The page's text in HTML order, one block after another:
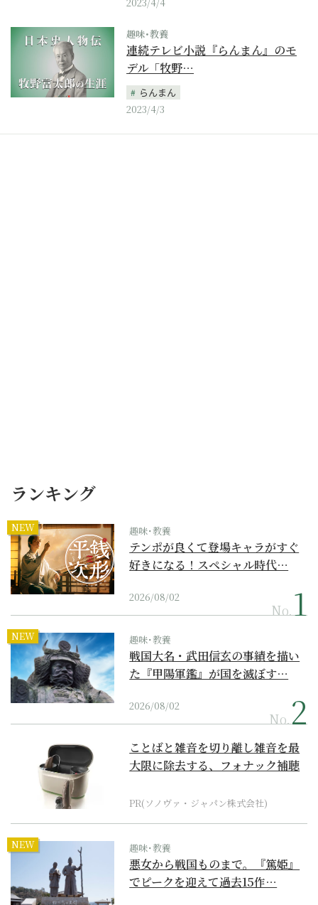
趣味･教養
連続テレビ小説『らんまん』のモ
デル「牧野…
らんまん
2023/4/3
ランキング
NEW 趣味･教養
テンポが良くて登場キャラがすぐ
好きになる！スペシャル時代…
2026/08/02
No.
NEW 趣味･教養
戦国大名・武田信玄の事績を描い
た『甲陽軍鑑』が国を滅ぼす…
2026/08/02
No.
ことばと雑音を切り離し雑音を最
大限に除去する、フォナック補聴
PR(ソノヴァ・ジャパン株式会社)
NEW 趣味･教養
悪女から戦国ものまで。『篤姫』
でピークを迎えて過去15作…